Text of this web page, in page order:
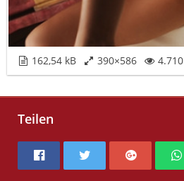
162,54 kB 390×586 4.710
Teilen